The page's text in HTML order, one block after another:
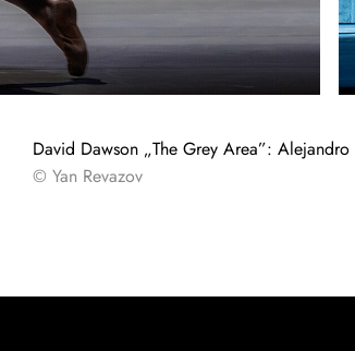
David Dawson „The Grey Area”:
© Yan Revazov